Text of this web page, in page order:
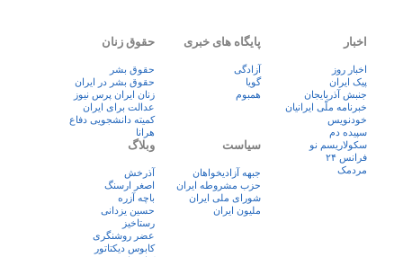
اخبار
اخبار روز
پيک ايران
جنبش آذربایجان
خبرنامه ملّی ایرانیان
خودنویس
سپیده دم
سکولاریسم نو
فرانس ۲۴
مردمک
پایگاه های خبری
آزادگی
گویا
همبوم
حقوق زنان
حقوق بشر
حقوق بشر در ایران
زنان ايران پرس نيوز
عدالت برای ایران
کمیته دانشجویی دفاع
هرانا
سیاست
جبهه آزادیخواهان
حزب مشروطه ایران
شورای ملی ایران
ملیون ایران
وبلاگ
آذرخش
اصغر ارسنگ
باچه آزره
حسین یزدانی
رستاخیز
عضر روشنگری
کابوس دیکتاتور